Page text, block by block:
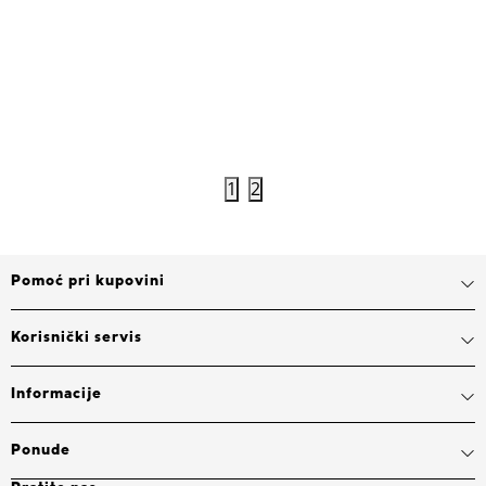
1 2
Pomoć pri kupovini
Korisnički servis
Informacije
Ponude